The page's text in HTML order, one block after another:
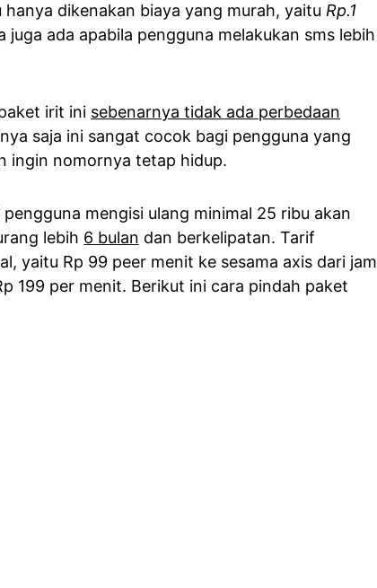
hanya dikenakan biaya yang murah, yaitu Rp.1
ada apabila pengguna melakukan sms lebih
irit ini sebenarnya tidak ada perbedaan
saja ini sangat cocok bagi pengguna yang
ingin nomornya tetap hidup.
mengisi ulang minimal 25 ribu akan
lebih 6 bulan dan berkelipatan. Tarif
yaitu Rp 99 peer menit ke sesama axis dari jam
199 per menit. Berikut ini cara pindah paket